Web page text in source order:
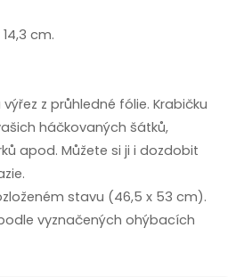
cm.
z průhledné fólie. Krabičku
háčkovaných šátků,
apod. Můžete si ji i dozdobit
stavu (46,5 x 53 cm).
vyznačených ohýbacích